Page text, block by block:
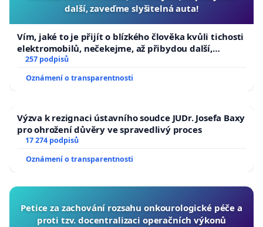
další, zaveďme slyšitelná auta!
Vím, jaké to je přijít o blízkého člověka kvůli tichosti
elektromobilů, nečekejme, až přibydou další,
zaveďme slyšitelná auta!
257 podpisů
Oznámení o transparentnosti
Výzva k rezignaci ústavního soudce JUDr. Josefa Baxy
pro ohrožení důvěry ve spravedlivý proces
17 274 podpisů
Oznámení o transparentnosti
Petice za zachování rozsahu onkourologické péče a
proti tzv. docentralizaci operačních výkonů